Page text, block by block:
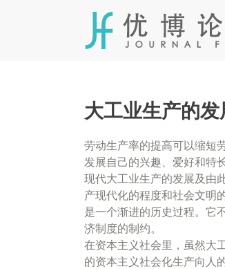
大工业生产的
劳动生产率的提高可以缩短
发展自己的兴趣、爱好和特
现代大工业生产的发展及由
产现代化的程度和社会文明
是一个渐进的历史过程。它
济制度的制约。
在资本主义社会里，虽然大
的资本主义社会化生产向人